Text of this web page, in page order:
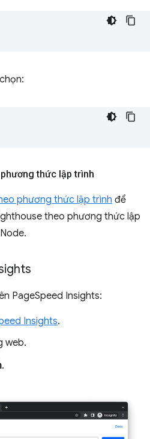
thức lập trình
phương thức lập trình để
theo phương thức lập
PageSpeed Insights:
Insights.
web.
.